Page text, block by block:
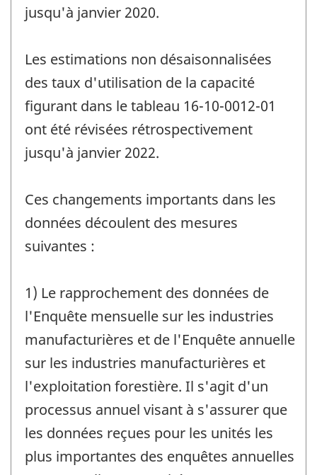
jusqu'à janvier 2020.
Les estimations non désaisonnalisées
des taux d'utilisation de la capacité
figurant dans le tableau 16-10-0012-01
ont été révisées rétrospectivement
jusqu'à janvier 2022.
Ces changements importants dans les
données découlent des mesures
suivantes :
1) Le rapprochement des données de
l'Enquête mensuelle sur les industries
manufacturières et de l'Enquête annuelle
sur les industries manufacturières et
l'exploitation forestière. Il s'agit d'un
processus annuel visant à s'assurer que
les données reçues pour les unités les
plus importantes des enquêtes annuelles